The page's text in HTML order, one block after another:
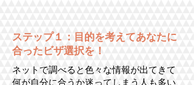
ステップ１：目的を考えてあなたに
合ったビザ選択を！
ネットで調べると色々な情報が出てきて
何が自分に合うか迷ってしまう人も多い